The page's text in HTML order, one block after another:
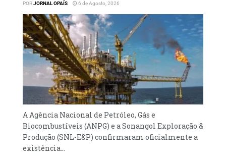
PORJORNAL OPAÍS 6 de Agosto, 2026
A Agência Nacional de Petróleo, Gás e
Biocombustíveis (ANPG) e a Sonangol Exploração &
Produção (SNL-E&P) confirmaram oficialmente a
existência...